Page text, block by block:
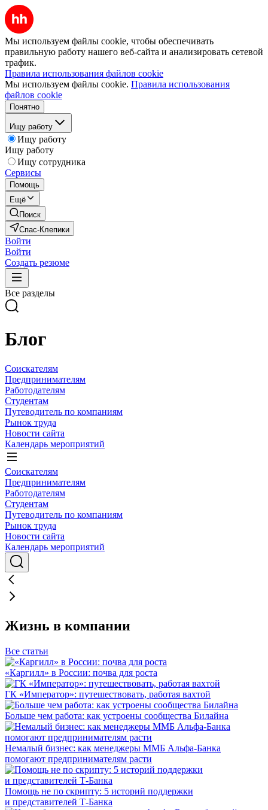
Мы используем файлы cookie, чтобы обеспечивать
правильную работу нашего веб-сайта и анализировать сетевой
трафик.
Правила использования файлов cookie
Мы используем файлы cookie. Правила использования
файлов cookie
Понятно
Ищу работу
Ищу работу
Ищу работу
Ищу сотрудника
Сервисы
Помощь
Ещё
Поиск
Спас-Клепики
Войти
Войти
Создать резюме
Все разделы
Блог
Соискателям
Предпринимателям
Работодателям
Студентам
Путеводитель по компаниям
Рынок труда
Новости сайта
Календарь мероприятий
Соискателям
Предпринимателям
Работодателям
Студентам
Путеводитель по компаниям
Рынок труда
Новости сайта
Календарь мероприятий
Жизнь в компании
Все статьи
«Каргилл» в России: почва для роста
ГК «Император»: путешествовать, работая вахтой
Больше чем работа: как устроены сообщества Билайна
Немалый бизнес: как менеджеры ММБ Альфа-Банка
помогают предпринимателям расти
Помощь не по скрипту: 5 историй поддержки
и представителей Т-Банка